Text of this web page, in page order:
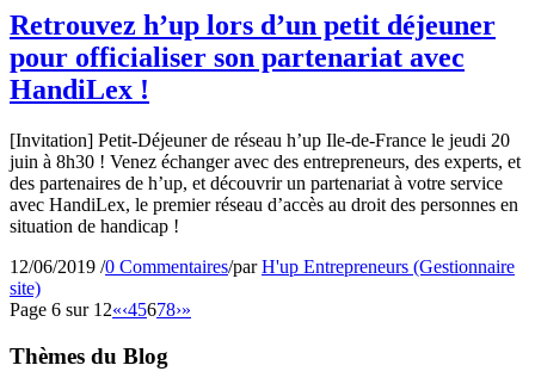
Retrouvez h’up lors d’un petit déjeuner
pour officialiser son partenariat avec
HandiLex !
[Invitation] Petit-Déjeuner de réseau h’up Ile-de-France le jeudi 20
juin à 8h30 ! Venez échanger avec des entrepreneurs, des experts, et
des partenaires de h’up, et découvrir un partenariat à votre service
avec HandiLex, le premier réseau d’accès au droit des personnes en
situation de handicap !
12/06/2019 /0 Commentaires/parH'up Entrepreneurs (Gestionnaire
site)
Page 6 sur 12«‹45678›»
Thèmes du Blog